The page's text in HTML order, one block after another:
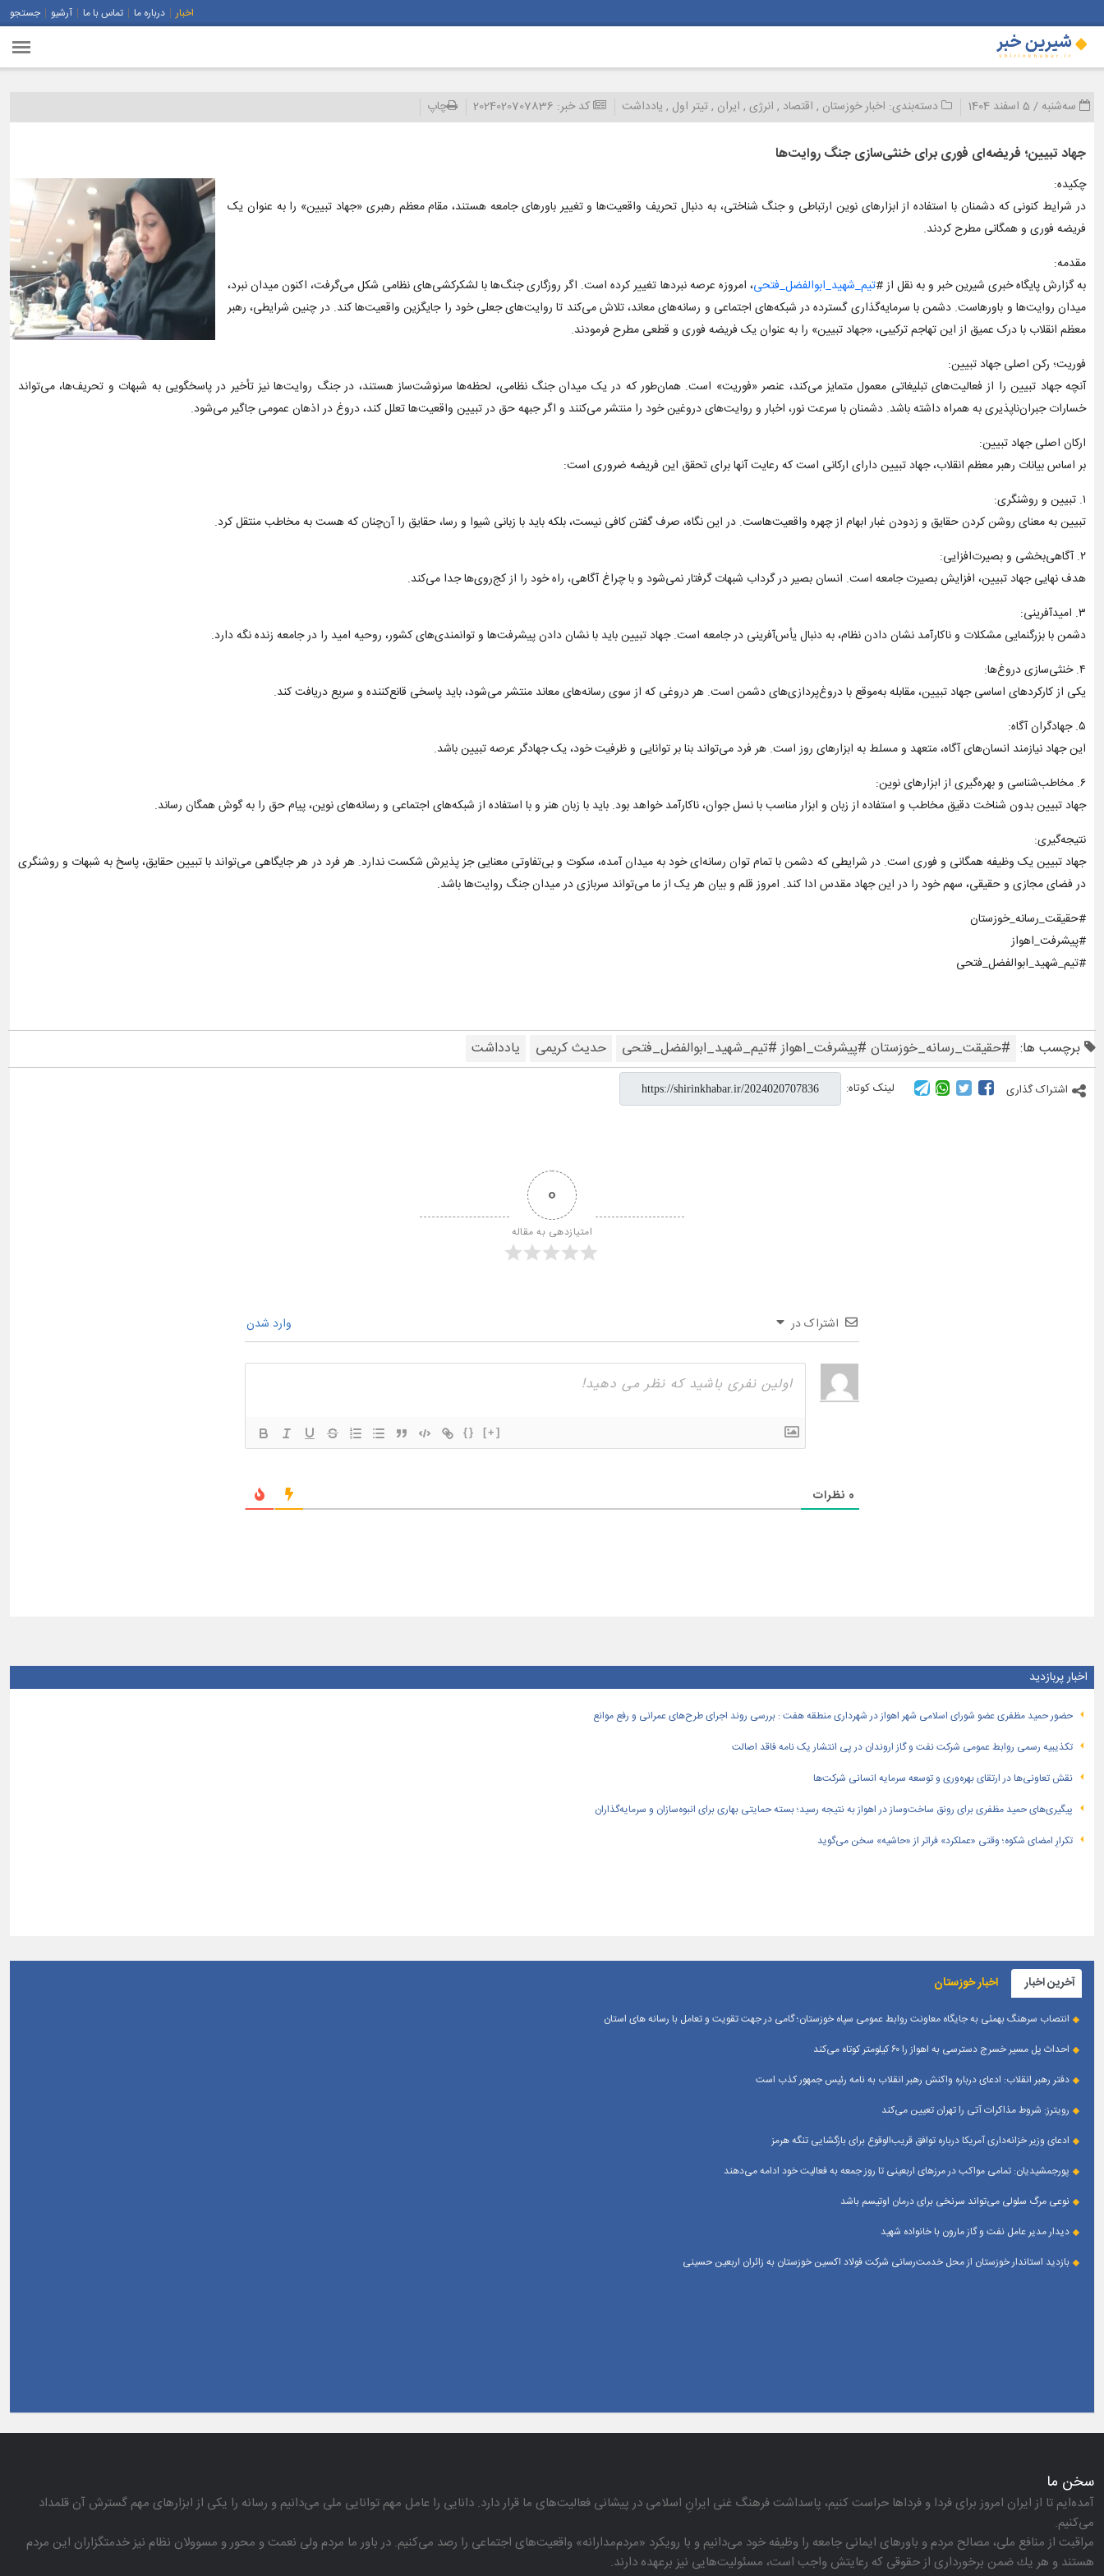
اخبار درباره ما تماس با ما آرشیو جستجو
سه‌شنبه / 5 اسفند 1404 دسته‌بندی: اخبار خوزستان , اقتصاد , انرژی , ایران ,تیتر اول , یادداشت کد خبر: 2024020707836 چاپ
جهاد تبیین؛ فریضه‌ای فوری برای خنثی‌سازی جنگ روایت‌ها
چکیده:
در شرایط کنونی که دشمنان با استفاده از ابزارهای نوین ارتباطی و جنگ شناختی، به دنبال تحریف واقعیت‌ها و تغییر باورهای جامعه هستند، مقام معظم رهبری «جهاد تبیین» را به عنوان یک
فریضه فوری و همگانی مطرح کردند.
مقدمه:
به گزارش پایگاه خبری شیرین خبر و به نقل از #تیم_شهید_ابوالفضل_فتحی، امروزه عرصه نبردها تغییر کرده است. اگر روزگاری جنگ‌ها با لشکرکشی‌های نظامی شکل می‌گرفت، اکنون میدان نبرد،
میدان روایت‌ها و باورهاست. دشمن با سرمایه‌گذاری گسترده در شبکه‌های اجتماعی و رسانه‌های معاند، تلاش می‌کند تا روایت‌های جعلی خود را جایگزین واقعیت‌ها کند. در چنین شرایطی، رهبر
معظم انقلاب با درک عمیق از این تهاجم ترکیبی، «جهاد تبیین» را به عنوان یک فریضه فوری و قطعی مطرح فرمودند.
فوریت؛ رکن اصلی جهاد تبیین:
آنچه جهاد تبیین را از فعالیت‌های تبلیغاتی معمول متمایز می‌کند، عنصر «فوریت» است. همان‌طور که در یک میدان جنگ نظامی، لحظه‌ها سرنوشت‌ساز هستند، در جنگ روایت‌ها نیز تأخیر در پاسخگویی به شبهات و تحریف‌ها، می‌تواند
خسارات جبران‌ناپذیری به همراه داشته باشد. دشمنان با سرعت نور، اخبار و روایت‌های دروغین خود را منتشر می‌کنند و اگر جبهه حق در تبیین واقعیت‌ها تعلل کند، دروغ در اذهان عمومی جاگیر می‌شود.
ارکان اصلی جهاد تبیین:
بر اساس بیانات رهبر معظم انقلاب، جهاد تبیین دارای ارکانی است که رعایت آنها برای تحقق این فریضه ضروری است:
۱. تبیین و روشنگری:
تبیین به معنای روشن کردن حقایق و زدودن غبار ابهام از چهره واقعیت‌هاست. در این نگاه، صرف گفتن کافی نیست، بلکه باید با زبانی شیوا و رسا، حقایق را آن‌چنان که هست به مخاطب منتقل کرد.
۲. آگاهی‌بخشی و بصیرت‌افزایی:
هدف نهایی جهاد تبیین، افزایش بصیرت جامعه است. انسان بصیر در گرداب شبهات گرفتار نمی‌شود و با چراغ آگاهی، راه خود را از کج‌روی‌ها جدا می‌کند.
۳. امیدآفرینی:
دشمن با بزرگنمایی مشکلات و ناکارآمد نشان دادن نظام، به دنبال یأس‌آفرینی در جامعه است. جهاد تبیین باید با نشان دادن پیشرفت‌ها و توانمندی‌های کشور، روحیه امید را در جامعه زنده نگه دارد.
۴. خنثی‌سازی دروغ‌ها:
یکی از کارکردهای اساسی جهاد تبیین، مقابله به‌موقع با دروغ‌پردازی‌های دشمن است. هر دروغی که از سوی رسانه‌های معاند منتشر می‌شود، باید پاسخی قانع‌کننده و سریع دریافت کند.
۵. جهادگران آگاه:
این جهاد نیازمند انسان‌های آگاه، متعهد و مسلط به ابزارهای روز است. هر فرد می‌تواند بنا بر توانایی و ظرفیت خود، یک جهادگر عرصه تبیین باشد.
۶. مخاطب‌شناسی و بهره‌گیری از ابزارهای نوین:
جهاد تبیین بدون شناخت دقیق مخاطب و استفاده از زبان و ابزار مناسب با نسل جوان، ناکارآمد خواهد بود. باید با زبان هنر و با استفاده از شبکه‌های اجتماعی و رسانه‌های نوین، پیام حق را به گوش همگان رساند.
نتیجه‌گیری:
جهاد تبیین یک وظیفه همگانی و فوری است. در شرایطی که دشمن با تمام توان رسانه‌ای خود به میدان آمده، سکوت و بی‌تفاوتی معنایی جز پذیرش شکست ندارد. هر فرد در هر جایگاهی می‌تواند با تبیین حقایق، پاسخ به شبهات و روشنگری
در فضای مجازی و حقیقی، سهم خود را در این جهاد مقدس ادا کند. امروز قلم و بیان هر یک از ما می‌تواند سربازی در میدان جنگ روایت‌ها باشد.
#حقیقت_رسانه_خوزستان
#پیشرفت_اهواز
#تیم_شهید_ابوالفضل_فتحی
برچسب ها: #حقیقت_رسانه_خوزستان #پیشرفت_اهواز #تیم_شهید_ابوالفضل_فتحی حدیث کریمی یادداشت
اشتراک گذاری لینک کوتاه:
0
امتیازدهی به مقاله
اشتراک در وارد شدن
{} [+]
0 نظرات
اخبار پربازدید
حضور حمید مظفری عضو شورای اسلامی شهر اهواز در شهرداری منطقه هفت : بررسی روند اجرای طرح‌های عمرانی و رفع موانع
تكذیبیه رسمی روابط عمومی شركت نفت و گاز اروندان در پی انتشار یک نامه فاقد اصالت
نقش تعاونی‌ها در ارتقای بهره‌وری و توسعه سرمایه انسانی شرکت‌ها
پیگیری‌های حمید مظفری برای رونق ساخت‌وساز در اهواز به نتیجه رسید؛ بسته حمایتی بهاری برای انبوه‌سازان و سرمایه‌گذاران
تکرارِ امضای شکوه؛ وقتی «عملکرد» فراتر از «حاشیه» سخن می‌گوید
آخرین اخبار اخبار خوزستان
انتصاب سرهنگ بهمئی به جایگاه معاونت روابط عمومی سپاه خوزستان؛ گامی در جهت تقویت و تعامل با رسانه‌ های استان
احداث پل مسیر خسرج دسترسی به اهواز را ۶۰ کیلومتر کوتاه می‌کند
دفتر رهبر انقلاب: ادعای درباره واکنش رهبر انقلاب به نامه رئیس جمهور کذب است
رویترز: شروط مذاکرات آتی را تهران تعیین می‌کند
ادعای وزیر خزانه‌داری آمریکا درباره توافق قریب‌الوقوع برای بازگشایی تنگه هرمز
پورجمشیدیان: تمامی مواکب در مرزهای اربعینی تا روز جمعه به فعالیت خود ادامه می‌دهند
نوعی مرگ سلولی می‌تواند سرنخی برای درمان اوتیسم باشد
دیدار مدیر عامل نفت و گاز مارون با خانواده شهید
بازدید استاندار خوزستان از محل خدمت‌رسانی شرکت فولاد اکسین خوزستان به زائران اربعین حسینی
سخن ما
آمده‌ایم تا از ایران امروز برای فردا و فرداها حراست كنیم، پاسداشت فرهنگ غنی ایرانِ اسلامی در پیشانی فعالیت‌های ما قرار دارد. دانایی را عامل مهم توانایی ملی می‌دانیم و رسانه را یكی از ابزارهای مهم گسترش آن قلمداد
می‌كنیم.
مراقبت از منافع ملی، مصالح مردم و باورهای ایمانی جامعه را وظیفه خود می‌دانیم و با رویكرد «مردم‌مدارانه‌» واقعیت‌های اجتماعی را رصد می‌كنیم. در باور ما مردم ولی نعمت و محور و مسوولان نظام نیز خدمتگزاران این مردم
هستند و هر یك ضمن برخورداری از حقوقی كه رعایتش واجب است، مسئولیت‌هایی نیز برعهده دارند.